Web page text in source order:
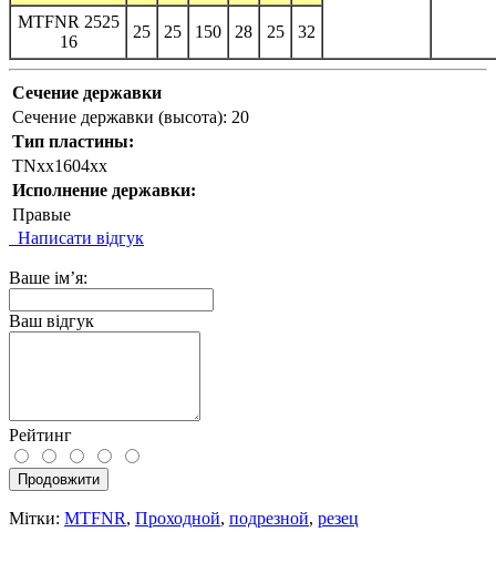
MTFNR 2525
16
25 25 150 28 25 32
Сечение державки
Сечение державки (высота): 20
Тип пластины:
TNxx1604xx
Исполнение державки:
Правые
Написати відгук
Ваше ім’я:
Ваш відгук
Рейтинг
Продовжити
Мітки: MTFNR, Проходной, подрезной, резец